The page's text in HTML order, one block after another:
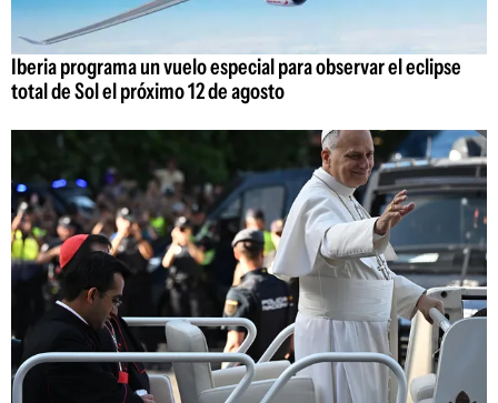
Iberia programa un vuelo especial para observar el eclipse
total de Sol el próximo 12 de agosto